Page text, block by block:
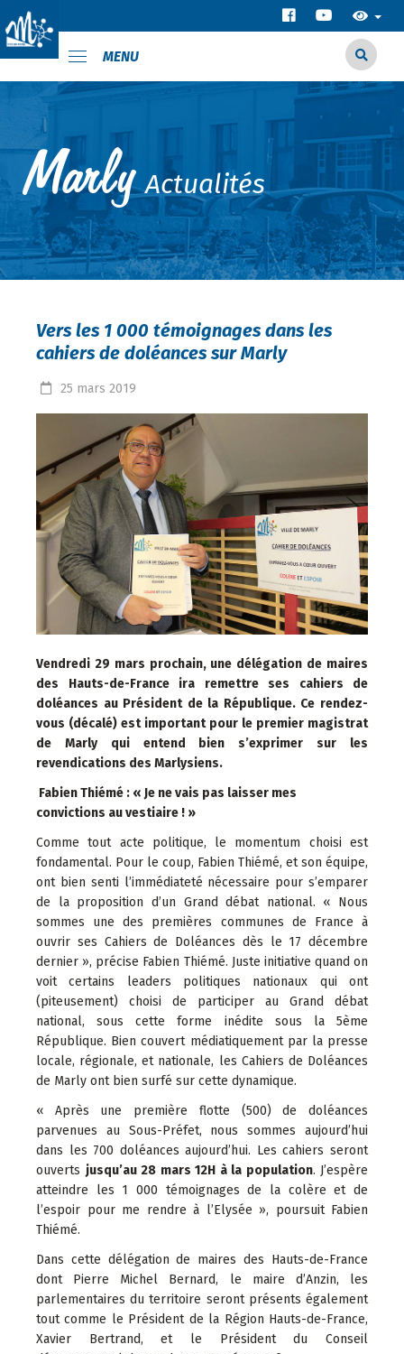
MENU
Actualités
Vers les 1 000 témoignages dans les
cahiers de doléances sur Marly
25 mars 2019
Vendredi 29 mars prochain, une délégation de maires
des Hauts-de-France ira remettre ses cahiers de
doléances au Président de la République. Ce rendez-
vous (décalé) est important pour le premier magistrat
de Marly qui entend bien s’exprimer sur les
revendications des Marlysiens.
Fabien Thiémé : « Je ne vais pas laisser mes
convictions au vestiaire ! »
Comme tout acte politique, le momentum choisi est
fondamental. Pour le coup, Fabien Thiémé, et son équipe,
ont bien senti l’immédiateté nécessaire pour s’emparer
de la proposition d’un Grand débat national. « Nous
sommes une des premières communes de France à
ouvrir ses Cahiers de Doléances dès le 17 décembre
dernier », précise Fabien Thiémé. Juste initiative quand on
voit certains leaders politiques nationaux qui ont
(piteusement) choisi de participer au Grand débat
national, sous cette forme inédite sous la 5ème
République. Bien couvert médiatiquement par la presse
locale, régionale, et nationale, les Cahiers de Doléances
de Marly ont bien surfé sur cette dynamique.
« Après une première flotte (500) de doléances
parvenues au Sous-Préfet, nous sommes aujourd’hui
dans les 700 doléances aujourd’hui. Les cahiers seront
ouverts jusqu’au 28 mars 12H à la population. J’espère
atteindre les 1 000 témoignages de la colère et de
l’espoir pour me rendre à l’Elysée », poursuit Fabien
Thiémé.
Dans cette délégation de maires des Hauts-de-France
dont Pierre Michel Bernard, le maire d’Anzin, les
parlementaires du territoire seront présents également
tout comme le Président de la Région Hauts-de-France,
Xavier Bertrand, et le Président du Conseil